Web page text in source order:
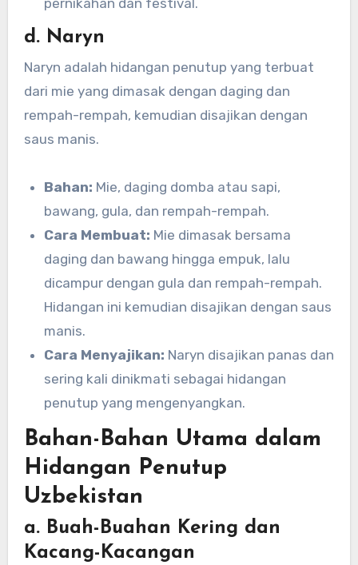
d. Naryn
Naryn adalah hidangan penutup yang terbuat
dari mie yang dimasak dengan daging dan
rempah-rempah, kemudian disajikan dengan
saus manis.
Bahan: Mie, daging domba atau sapi,
bawang, gula, dan rempah-rempah.
Cara Membuat: Mie dimasak bersama
daging dan bawang hingga empuk, lalu
dicampur dengan gula dan rempah-rempah.
Hidangan ini kemudian disajikan dengan saus
manis.
Cara Menyajikan: Naryn disajikan panas dan
sering kali dinikmati sebagai hidangan
penutup yang mengenyangkan.
Bahan-Bahan Utama dalam
Hidangan Penutup
Uzbekistan
a. Buah-Buahan Kering dan
Kacang-Kacangan